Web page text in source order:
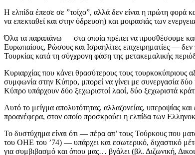
Η ελπίδα έπεσε σε ”τοίχο”, αλλά δεν είναι η πρώτη φορά
να επεκταθεί και στην ύδρευση) και μοιρασιάς των
Όλα τα παραπάνω — στα οποία πρέπει να προσθέσουμε
Ευρωπαίους, Ρώσους και Ισραηλίτες επιχειρηματίες — δεν
Τουρκίας κατά τη σύγχρονη φάση της μετακεμαλικής
Κυριαρχίας που κάνει θρασύτερους τους τουρκοκύπριους
συμφωνία στην Κύπρο, μπορεί να γίνει με συνεργασία
Κύπρο υπάρχουν δύο ξεχωριστοί λαοί, δύο ξεχωριστά
Αυτό το μείγμα απολυτότητας, αλλαζονείας, υπεροψίας
προανέφερα, στον οποίο προσκρούει η ελπίδα των
Το δυστύχημα είναι ότι — πέρα απ’ τους Τούρκους που
του ΟΗΕ του ’74) — υπάρχει και εσωτερικό, διχαστικό
για συμβιβασμό και όπου μας… βγάλει (βλ. Διζωνική,